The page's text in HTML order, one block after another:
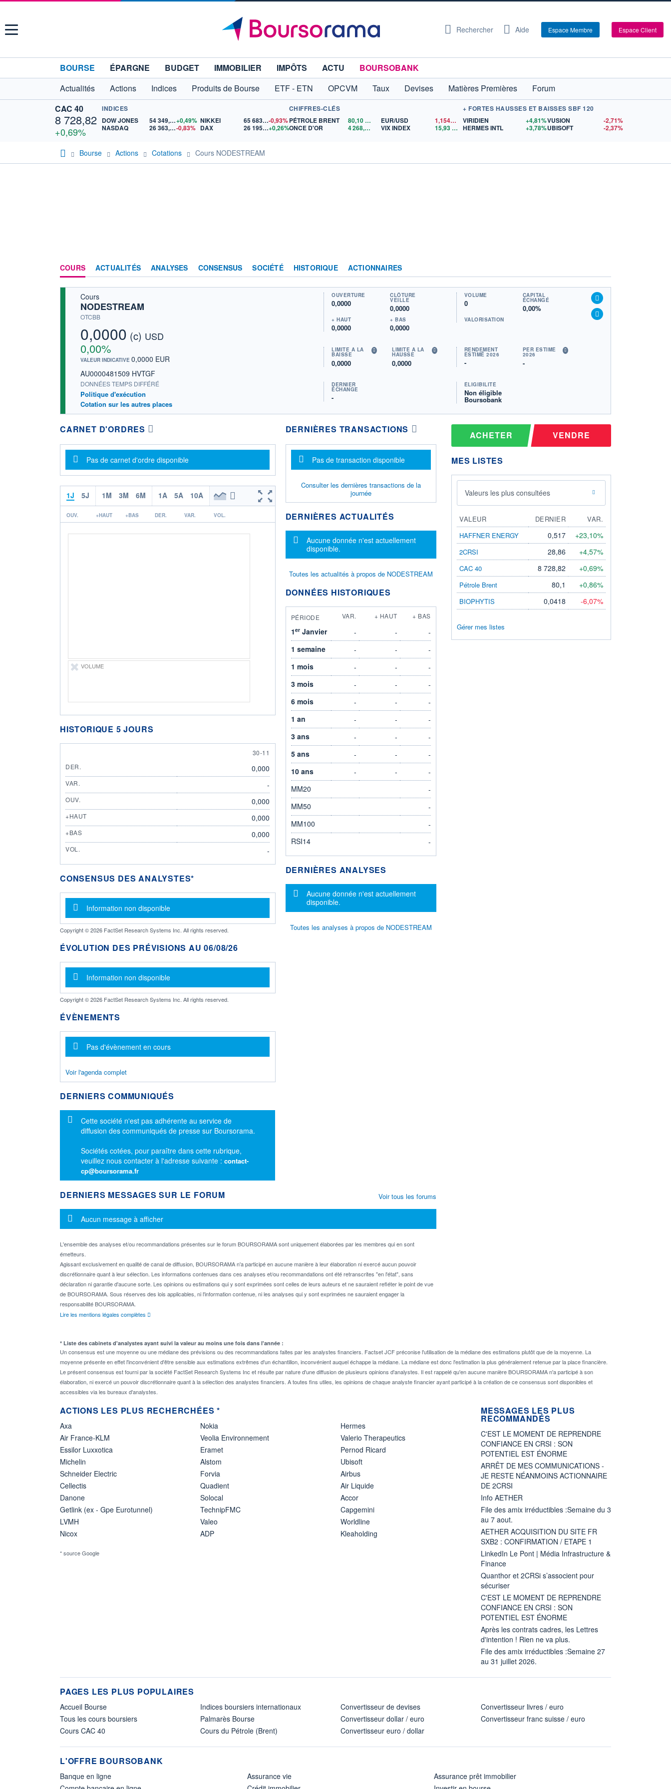
Menu Rechercher Aide Espace Membre Espace Client
BOURSE ÉPARGNE BUDGET IMMOBILIER IMPÔTS ACTU
BOURSOBANK
Actualités
Actions Indices Produits de Bourse ETF - ETN OPCVM Taux Devises Matières Premières
Forum
CAC 40
8 728,82
+0,69%
INDICES
DOW JONES
54 349,12+0,49%
NASDAQ
26 363,44-0,83%
NIKKEI 65 683,26-0,93%
DAX
26 195,37+0,26%
CHIFFRES-CLÉS
PÉTROLE BRENT
80,10$US
ONCE D'OR
4 268,81 $US
EUR/USD 1,1544$US
VIX INDEX
15,93$US
+ FORTES HAUSSES ET BAISSES SBF 120
VIRIDIEN
+4,81%
HERMES INTL
+3,78%
VUSION
-2,71%
UBISOFT
-2,37%
Bourse Actions Cotations Cours NODESTREAM
COURS ACTUALITÉS ANALYSES CONSENSUS SOCIÉTÉ HISTORIQUE ACTIONNAIRES
Cours
NODESTREAM
OTCBB
0,0000 (c) USD
0,00%
VALEUR INDICATIVE 0,0000 EUR
AU0000481509 HVTGF
DONNÉES TEMPS DIFFÉRÉ
Politique d'exécution
Cotation sur les autres places
OUVERTURE
0,0000
CLÔTURE
VEILLE
0,0000
+ HAUT
0,0000
+ BAS
0,0000
VOLUME
0
CAPITAL
ÉCHANGÉ
0,00%
VALORISATION
LIMITE À LA
BAISSE
0,0000
LIMITE À LA
HAUSSE
0,0000
RENDEMENT
ESTIMÉ 2026
-
PER ESTIMÉ
2026
-
DERNIER
ÉCHANGE
-
ÉLIGIBILITÉ
Non éligible
Boursobank
CARNET D'ORDRES
Message d'information
Pas de carnet d'ordre disponible
1J 5J 1M 3M 6M 1A 5A 10A
OUV. +HAUT +BAS DER. VAR. VOL.
VOLUME
HISTORIQUE 5 JOURS
30 NOVEMBER
30-11
DER.
0,000
VAR. -
OUV. 0,000
+HAUT 0,000
+BAS 0,000
VOL. -
CONSENSUS DES ANALYSTES*
Message d'information
Information non disponible
Copyright © 2026 FactSet Research Systems Inc. All rights reserved.
ÉVOLUTION DES PRÉVISIONS AU 06/08/26
Message d'information
Information non disponible
Copyright © 2026 FactSet Research Systems Inc. All rights reserved.
ÉVÈNEMENTS
Message d'information
Pas d'évènement en cours
Voir l'agenda complet
DERNIERS COMMUNIQUÉS
Message d'information
Cette société n'est pas adhérente au service de
diffusion des communiqués de presse sur Boursorama.
Sociétés cotées, pour paraître dans cette rubrique,
veuillez nous contacter à l'adresse suivante : contact-
cp@boursorama.fr
DERNIÈRES TRANSACTIONS
Message d'information
Pas de transaction disponible
Consulter les dernières transactions de la
journée
DERNIÈRES ACTUALITÉS
Message d'information
Aucune donnée n'est actuellement
disponible.
Toutes les actualités à propos de NODESTREAM
DONNÉES HISTORIQUES
PÉRIODE VAR. + HAUT + BAS
1erJanvier - -
-
1 semaine
- -
-
1 mois
- -
-
3 mois
- -
-
6 mois
- -
-
1 an
- -
-
3 ans
- -
-
5 ans
- -
-
10 ans
- -
-
MM20
-
MM50
-
MM100
-
RSI14
-
DERNIÈRES ANALYSES
Message d'information
Aucune donnée n'est actuellement
disponible.
Toutes les analyses à propos de NODESTREAM
DERNIERS MESSAGES SUR LE FORUM
Message d'information
Aucun message à afficher
L'ensemble des analyses et/ou recommandations présentes sur le forum BOURSORAMA sont uniquement élaborées par les membres qui en sont
émetteurs.
Agissant exclusivement en qualité de canal de diffusion, BOURSORAMA n'a participé en aucune manière à leur élaboration ni exercé aucun pouvoir
discrétionnaire quant à leur sélection. Les informations contenues dans ces analyses et/ou recommandations ont été retranscrites "en l'état", sans
déclaration ni garantie d'aucune sorte. Les opinions ou estimations qui y sont exprimées sont celles de leurs auteurs et ne sauraient refléter le point de vue
de BOURSORAMA. Sous réserves des lois applicables, ni l'information contenue, ni les analyses qui y sont exprimées ne sauraient engager la
responsabilité BOURSORAMA.
Lire les mentions légales complètes
Voir tous les forums
ACHETER VENDRE
MES LISTES
Valeurs les plus consultées
VALEUR DERNIER
VAR.
HAFFNER ENERGY
0,517 +23,10%
2CRSI 28,86 +4,57%
CAC 40 8 728,82 +0,69%
Pétrole Brent 80,1 +0,86%
BIOPHYTIS 0,0418 -6,07%
Gérer mes listes
* Liste des cabinets d'analystes ayant suivi la valeur au moins une fois dans l'année :
Un consensus est une moyenne ou une médiane des prévisions ou des recommandations faites par les analystes financiers. Factset JCF préconise l'utilisation de la médiane des estimations plutôt que de la moyenne. La
moyenne présente en effet l'inconvénient d'être sensible aux estimations extrêmes d'un échantillon, inconvénient auquel échappe la médiane. La médiane est donc l'estimation la plus généralement retenue par la place financière.
Le présent consensus est fourni par la société FactSet Research Systems Inc et résulte par nature d'une diffusion de plusieurs opinions d'analystes. Il est rappelé qu'en aucune manière BOURSORAMA n'a participé à son
élaboration, ni exercé un pouvoir discrétionnaire quant à la sélection des analystes financiers. A toutes fins utiles, les opinions de chaque analyste financier ayant participé à la création de ce consensus sont disponibles et
accessibles via les bureaux d'analystes.
ACTIONS LES PLUS RECHERCHÉES *
Axa
Air France-KLM
Essilor Luxxotica
Michelin
Schneider Electric
Cellectis
Danone
Getlink (ex - Gpe Eurotunnel)
LVMH
Nicox
Nokia
Veolia Environnement
Eramet
Alstom
Forvia
Quadient
Solocal
TechnipFMC
Valeo
ADP
Hermes
Valerio Therapeutics
Pernod Ricard
Ubisoft
Airbus
Air Liquide
Accor
Capgemini
Worldline
Kleaholding
* source Google
MESSAGES LES PLUS
RECOMMANDÉS
C'EST LE MOMENT DE REPRENDRE
CONFIANCE EN CRSI : SON
POTENTIEL EST ÉNORME
ARRÊT DE MES COMMUNICATIONS -
JE RESTE NÉANMOINS ACTIONNAIRE
DE 2CRSI
Info AETHER
File des amix irréductibles :Semaine du 3
au 7 aout.
AETHER ACQUISITION DU SITE FR
SXB2 : CONFIRMATION / ETAPE 1
LinkedIn Le Pont | Média Infrastructure &
Finance
Quanthor et 2CRSi s’associent pour
sécuriser
C'EST LE MOMENT DE REPRENDRE
CONFIANCE EN CRSI : SON
POTENTIEL EST ÉNORME
Après les contrats cadres, les Lettres
d'intention ! Rien ne va plus.
File des amix irréductibles :Semaine 27
au 31 juillet 2026.
PAGES LES PLUS POPULAIRES
Accueil Bourse
Tous les cours boursiers
Cours CAC 40
Indices boursiers internationaux
Palmarès Bourse
Cours du Pétrole (Brent)
Convertisseur de devises
Convertisseur dollar / euro
Convertisseur euro / dollar
Convertisseur livres / euro
Convertisseur franc suisse / euro
L'OFFRE BOURSOBANK
Banque en ligne
Assurance vie
Assurance prêt immobilier